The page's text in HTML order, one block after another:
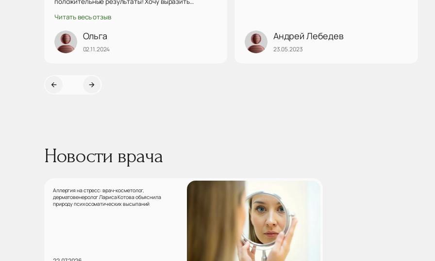
внимательное отношение!
Читать весь отзыв
Ольга
02.11.2024
Андрей Лебедев
23.05.2023
Новости врача
Аллергия на стресс: врач-косметолог,
дерматовенеролог Лариса Котова объяснила
природу психосоматических высыпаний